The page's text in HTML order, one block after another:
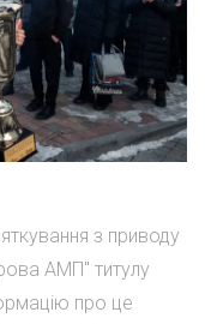
з приводу
АМП" титулу
про це